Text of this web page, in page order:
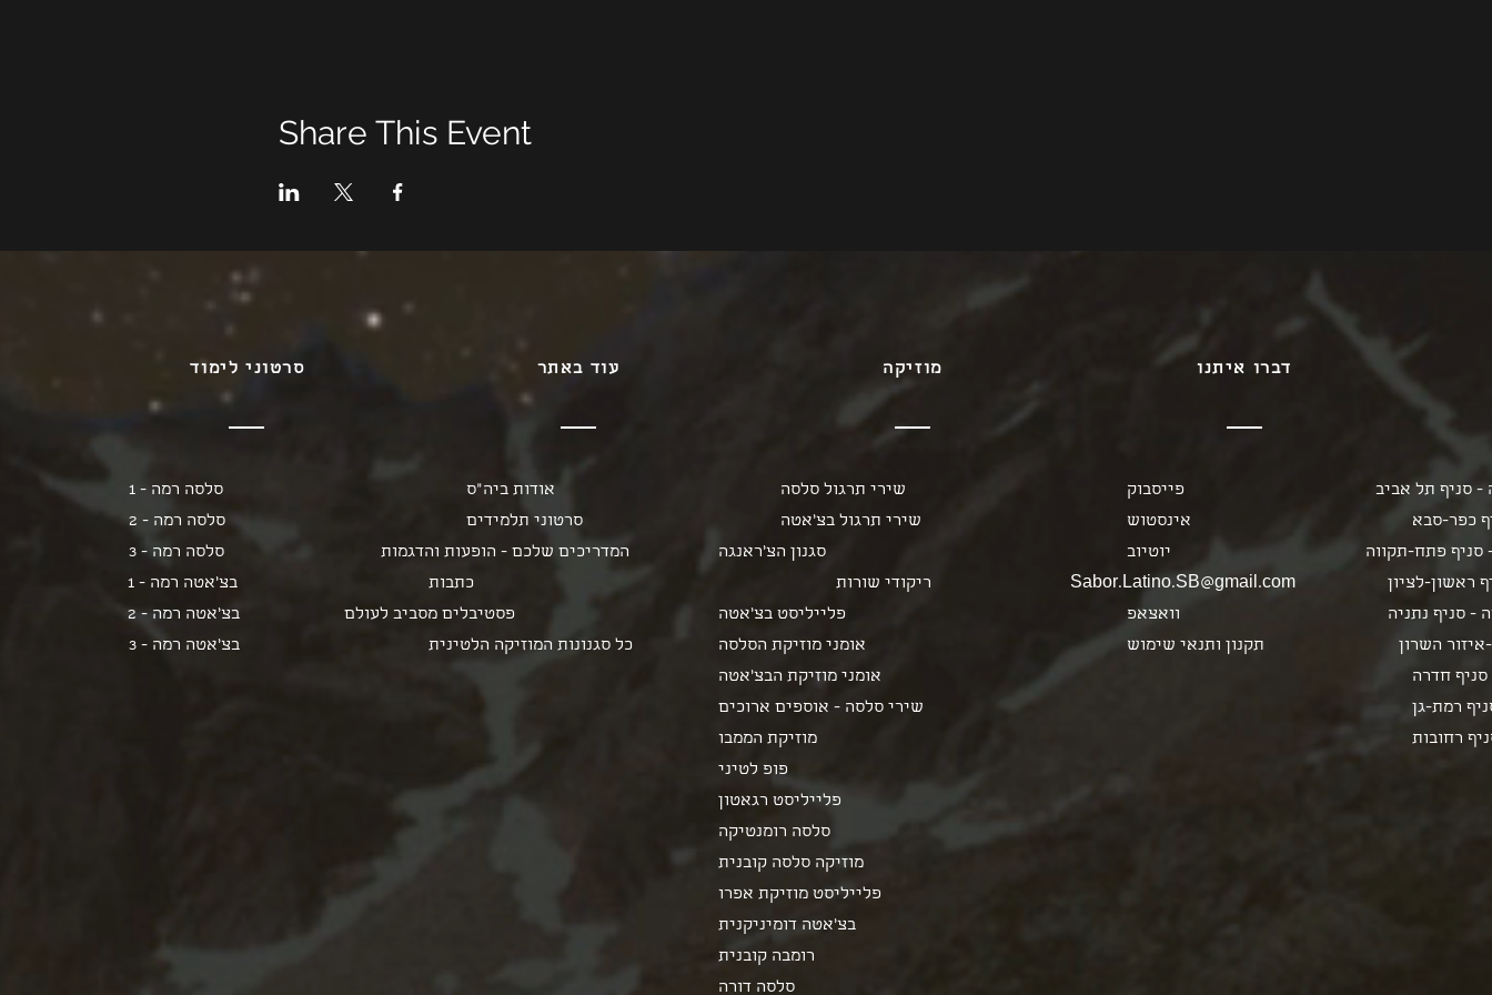
Share This Event
סרטוני לימוד
סלסה רמה - 1
סלסה רמה - 2
סלסה רמה - 3
בצ'אטה רמה - 1
בצ'אטה רמה - 2
בצ'אטה רמה - 3
עוד באתר
אודות ביה"ס
סרטוני תלמידים
המדריכים שלכם - הופעות והדגמות
כתבות
פסטיבלים מסביב לעולם
כל סגנונות המוזיקה הלטינית
מוזיקה
שירי תרגול סלסה
שירי תרגול בצ'אטה
ריקודי שורות
פלייליסט בצ'אטה
אומני מוזיקת הסלסה
אומני מוזיקת הבצ'אטה
שירי סלסה - אוספים ארוכים
מוזיקת הממבו
דברו איתנו
פייסבוק
אינסטוש
יוטיוב
Sabor.Latino.SB@gmail.com
וואצאפ
תקנון ותנאי שימוש
- סניף תל אביב
כפר-סבא
סניף פתח-תקווה
ראשון-לציון
- סניף נתניה
השרון
חדרה
רמת-גן
רחובות
פופ לטיני
פלייליסט רגאטון
סלסה רומנטיקה
מוזיקה סלסה קובנית
פלייליסט מוזיקת אפרו
בצ'אטה דומיניקנית
רומבה קובנית
סלסה דורה